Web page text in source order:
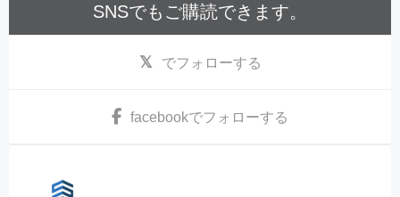
SNSでもご購読できます。
でフォローする
facebookでフォローする